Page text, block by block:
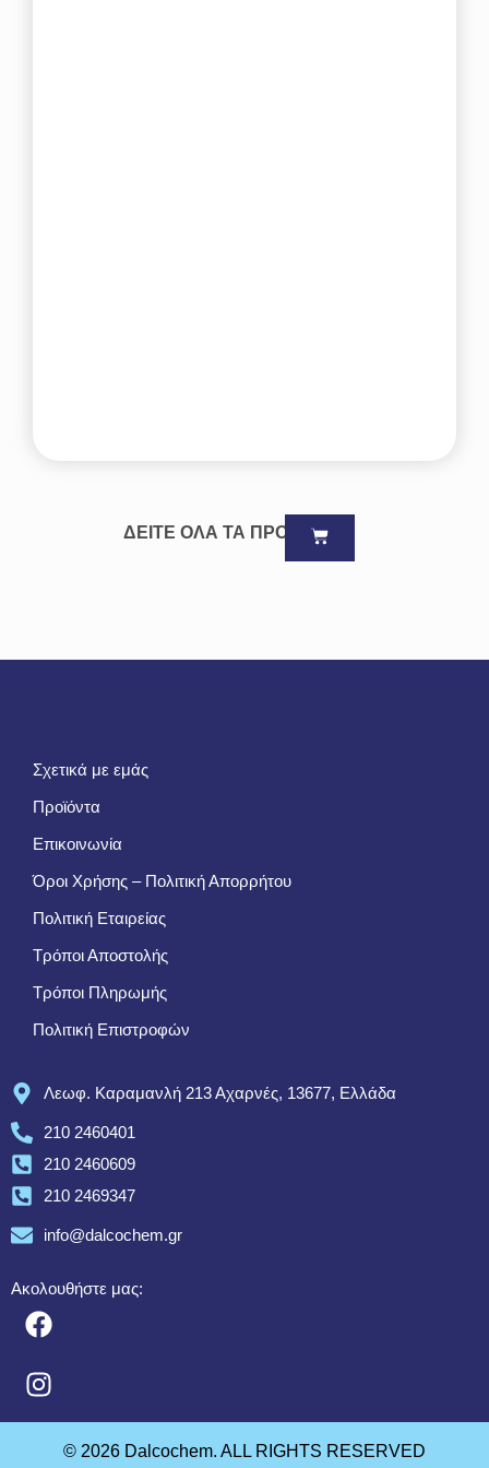
ΔΕΙΤΕ ΟΛΑ ΤΑ ΠΡΟΪΟΝΤΑ
Σχετικά με εμάς
Προϊόντα
Επικοινωνία
Όροι Χρήσης – Πολιτική Απορρήτου
Πολιτική Εταιρείας
Τρόποι Αποστολής
Τρόποι Πληρωμής
Πολιτική Επιστροφών
Λεωφ. Καραμανλή 213 Αχαρνές, 13677, Ελλάδα
210 2460401
210 2460609
210 2469347
info@dalcochem.gr
Ακολουθήστε μας:
© 2026 Dalcochem. ALL RIGHTS RESERVED